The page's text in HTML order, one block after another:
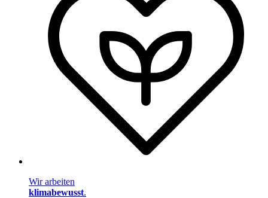
Wir arbeiten
klimabewusst.